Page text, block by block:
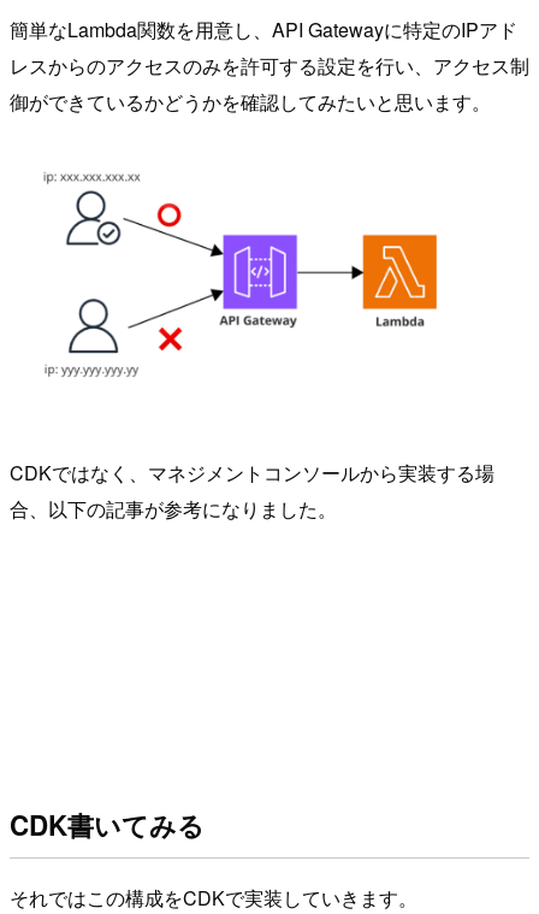
簡単なLambda関数を用意し、API Gatewayに特定のIPアド
レスからのアクセスのみを許可する設定を行い、アクセス制
御ができているかどうかを確認してみたいと思います。
CDKではなく、マネジメントコンソールから実装する場
合、以下の記事が参考になりました。
CDK書いてみる
それではこの構成をCDKで実装していきます。